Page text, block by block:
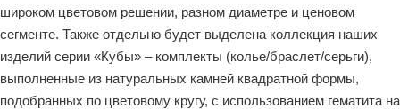
широком цветовом решении, разном диаметре и ценовом
сегменте. Также отдельно будет выделена коллекция наших
изделий серии «Кубы» – комплекты (колье/браслет/серьги),
выполненные из натуральных камней квадратной формы,
подобранных по цветовому кругу, с использованием гематита на